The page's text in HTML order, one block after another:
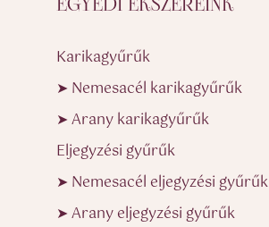
EGYEDI ÉKSZEREINK
Karikagyűrűk
➤ Nemesacél karikagyűrűk
➤ Arany karikagyűrűk
Eljegyzési gyűrűk
➤ Nemesacél eljegyzési gyűrűk
➤ Arany eljegyzési gyűrűk